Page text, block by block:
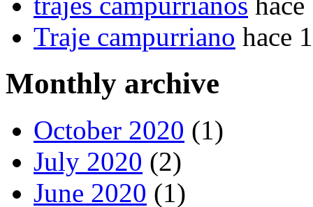
Traje campurriano hace
Monthly archive
October 2020 (1)
July 2020 (2)
June 2020 (1)